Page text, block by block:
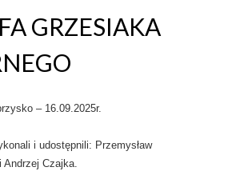
GRZESIAKA
– 16.09.2025r.
i udostępnili: Przemysław
Czajka.